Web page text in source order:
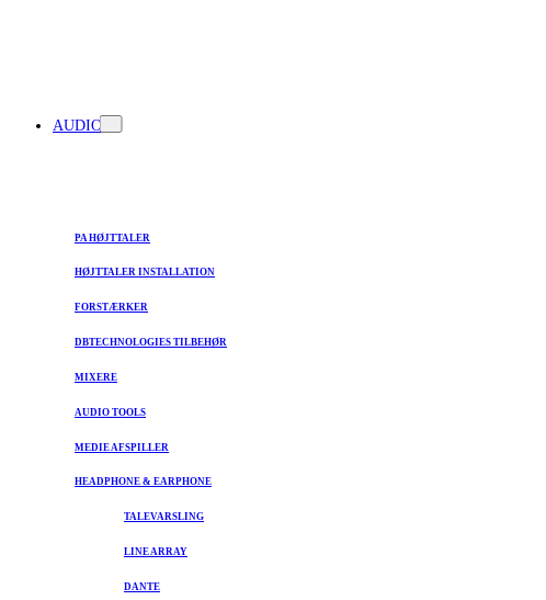
AUDIO
PA HØJTTALER
HØJTTALER INSTALLATION
FORSTÆRKER
DBTECHNOLOGIES TILBEHØR
MIXERE
AUDIO TOOLS
MEDIE AFSPILLER
HEADPHONE & EARPHONE
TALEVARSLING
LINE ARRAY
DANTE